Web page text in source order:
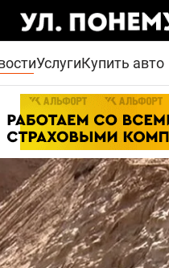
УслугиКупить авто